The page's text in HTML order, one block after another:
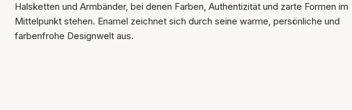
Halsketten und Armbänder, bei denen Farben, Authentizität und zarte Formen im
Mittelpunkt stehen. Enamel zeichnet sich durch seine warme, persönliche und
farbenfrohe Designwelt aus.